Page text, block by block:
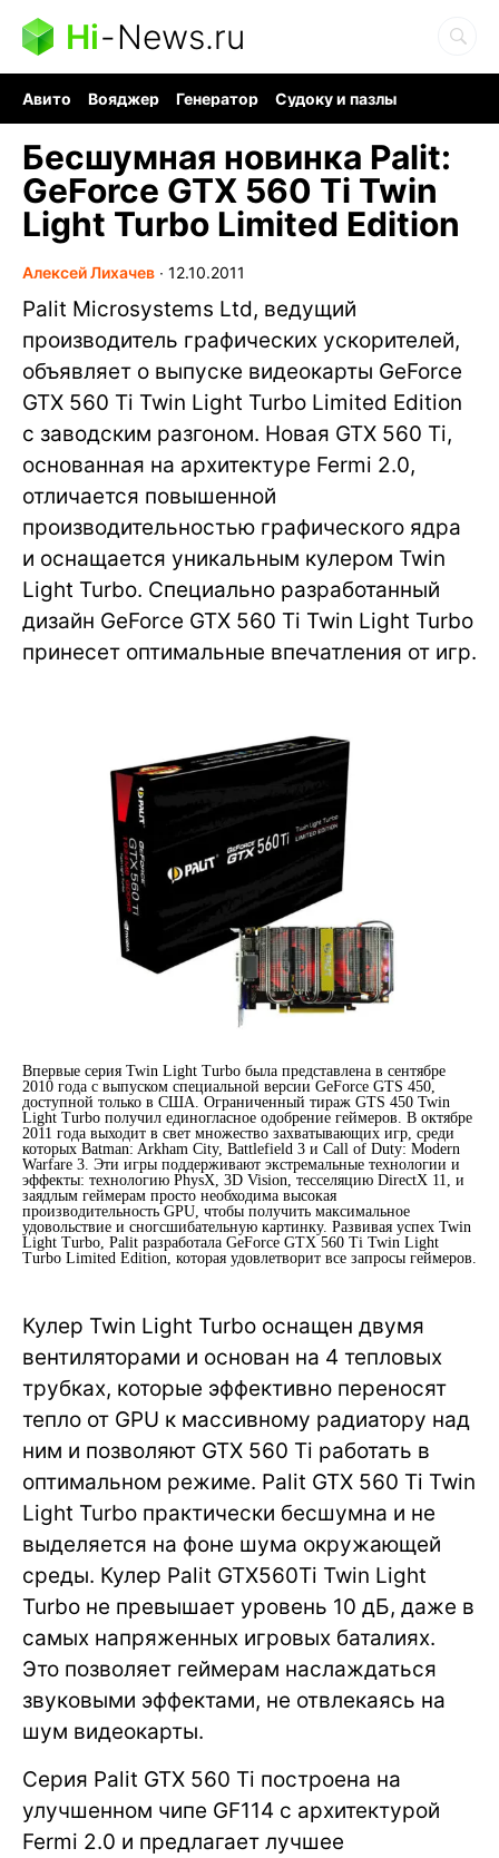
Hi-News.ru
Авито Вояджер Генератор
Судоку и пазлы
Бесшумная новинка Palit:
GeForce GTX 560 Ti Twin
Light Turbo Limited Edition
Алексей Лихачев ∙ 12.10.2011
Palit Microsystems Ltd, ведущий
производитель графических ускорителей,
объявляет о выпуске видеокарты GeForce
GTX 560 Ti Twin Light Turbo Limited Edition
с заводским разгоном. Новая GTX 560 Ti,
основанная на архитектуре Fermi 2.0,
отличается повышенной
производительностью графического ядра
и оснащается уникальным кулером Twin
Light Turbo. Специально разработанный
дизайн GeForce GTX 560 Ti Twin Light Turbo
принесет оптимальные впечатления от игр.
Впервые серия Twin Light Turbo была представлена в сентябре
2010 года с выпуском специальной версии GeForce GTS 450,
доступной только в США. Ограниченный тираж GTS 450 Twin
Light Turbo получил единогласное одобрение геймеров. В октябре
2011 года выходит в свет множество захватывающих игр, среди
которых Batman: Arkham City, Battlefield 3 и Call of Duty: Modern
Warfare 3. Эти игры поддерживают экстремальные технологии и
эффекты: технологию PhysX, 3D Vision, тесселяцию DirectX 11, и
заядлым геймерам просто необходима высокая
производительность GPU, чтобы получить максимальное
удовольствие и сногсшибательную картинку. Развивая успех Twin
Light Turbo, Palit разработала GeForce GTX 560 Ti Twin Light
Turbo Limited Edition, которая удовлетворит все запросы геймеров.
Кулер Twin Light Turbo оснащен двумя
вентиляторами и основан на 4 тепловых
трубках, которые эффективно переносят
тепло от GPU к массивному радиатору над
ним и позволяют GTX 560 Ti работать в
оптимальном режиме. Palit GTX 560 Ti Twin
Light Turbo практически бесшумна и не
выделяется на фоне шума окружающей
среды. Кулер Palit GTX560Ti Twin Light
Turbo не превышает уровень 10 дБ, даже в
самых напряженных игровых баталиях.
Это позволяет геймерам наслаждаться
звуковыми эффектами, не отвлекаясь на
шум видеокарты.
Серия Palit GTX 560 Ti построена на
улучшенном чипе GF114 с архитектурой
Fermi 2.0 и предлагает лучшее